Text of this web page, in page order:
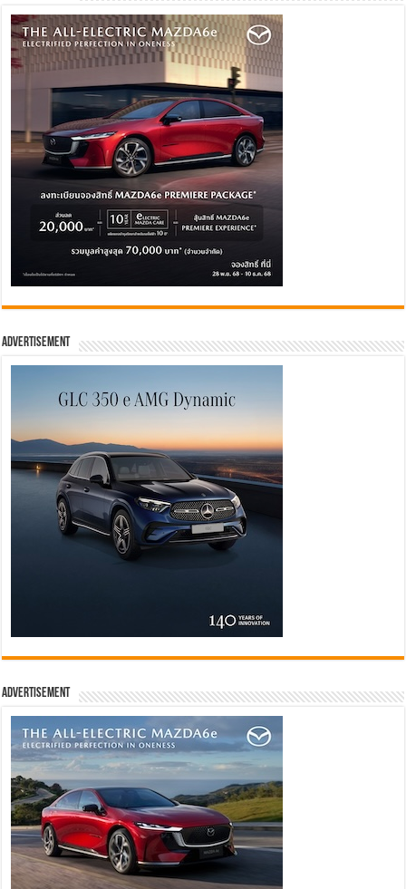
Advertisement
Advertisement